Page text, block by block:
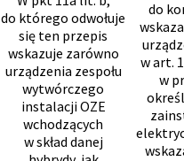
do którego odwołuje
się ten przepis
wskazuje zarówno
urządzenia zespołu
wytwórczego
instalacji OZE
wchodzących
w skład danej
do
w art.
w